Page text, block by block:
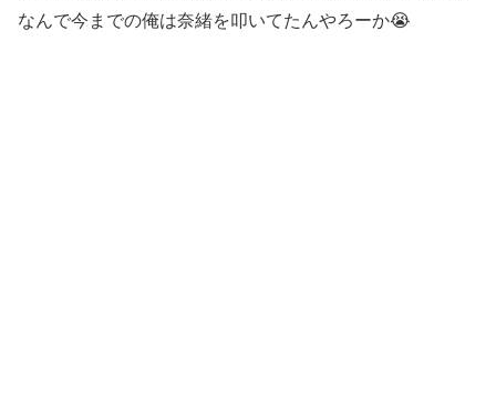
なんで今までの俺は奈緒を叩いてたんやろーか😭